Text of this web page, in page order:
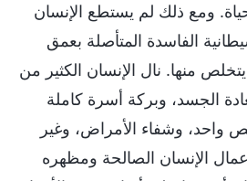
ومع ذلك لم يستطع الإنسان
الفاسدة المتأصلة بعمق
منها. نال الإنسان الكثير من
الجسد، وبركة أسرة كاملة
وشفاء الأمراض، وغير
الإنسان الصالحة ومظهره